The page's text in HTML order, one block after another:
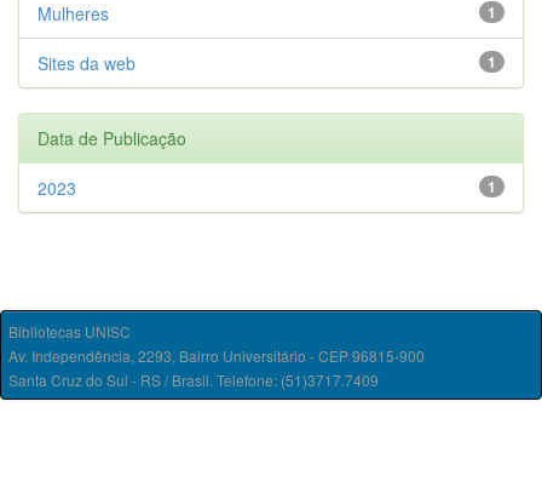
1
Mulheres
1
Sites da web
Data de Publicação
1
2023
Bibliotecas UNISC
Av. Independência, 2293, Bairro Universitário - CEP 96815-900
Santa Cruz do Sul - RS / Brasil. Telefone: (51)3717.7409